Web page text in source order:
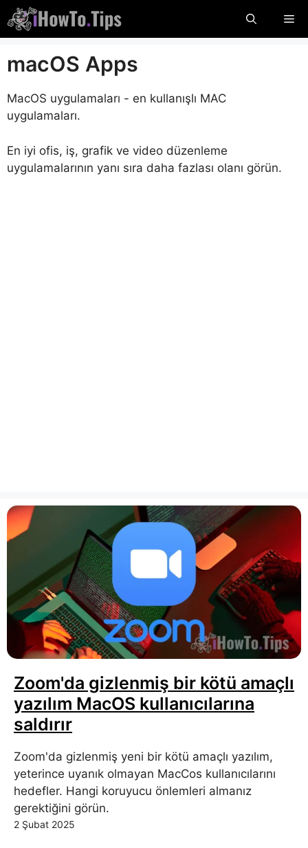
İçeriğe
atla
macOS Apps
MacOS uygulamaları - en kullanışlı MAC
uygulamaları.
En iyi ofis, iş, grafik ve video düzenleme
uygulamalarının yanı sıra daha fazlası olanı görün.
Zoom'da gizlenmiş bir kötü amaçlı
yazılım MacOS kullanıcılarına
saldırır
Zoom'da gizlenmiş yeni bir kötü amaçlı yazılım,
yeterince uyanık olmayan MacCos kullanıcılarını
hedefler. Hangi koruyucu önlemleri almanız
gerektiğini görün.
2 Şubat 2025